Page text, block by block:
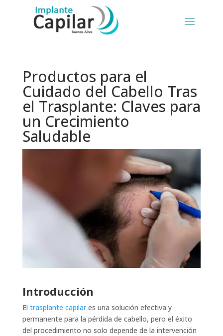
Productos para el
Cuidado del Cabello Tras
el Trasplante: Claves para
un Crecimiento
Saludable
Introducción
El trasplante capilares una solución efectiva y
permanente para la pérdida de cabello, pero el éxito
del procedimiento no solo depende de la intervención